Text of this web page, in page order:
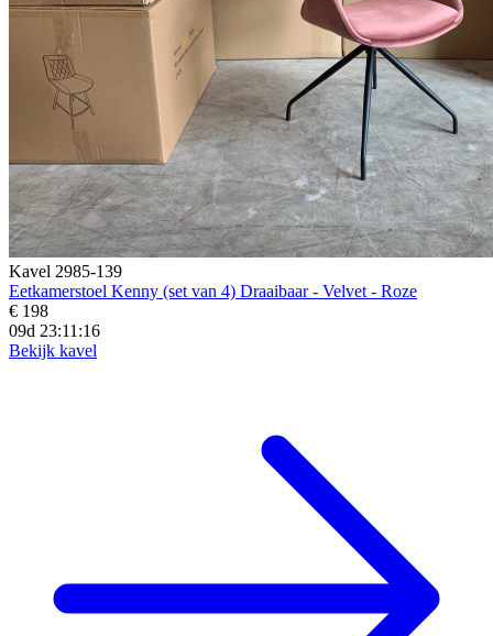
Kavel 2985-139
Eetkamerstoel Kenny (set van 4) Draaibaar - Velvet - Roze
€ 198
09d 23:11:14
Bekijk kavel